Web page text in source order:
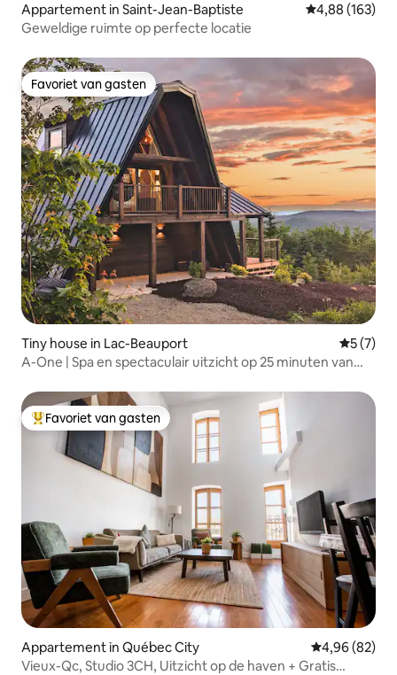
Appartement in Saint-Jean-Baptiste Gemiddelde
4,88 (163)
Geweldige ruimte op perfecte locatie
Favoriet van gasten
Favoriet van gasten
Tiny house in Lac-Beauport
5 (7)
A-One | Spa en spectaculair uitzicht op 25 minuten van
Topfavoriet van gasten
Favoriet van gasten
Appartement in Québec City Gemiddelde
4,96 (82)
Vieux-Qc, Studio 3CH, Uitzicht op de haven + Gratis